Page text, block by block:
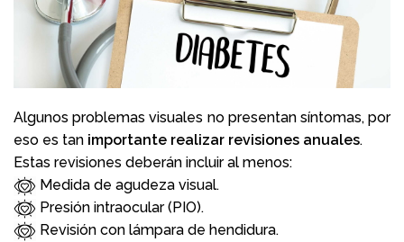
Algunos problemas visuales no presentan síntomas, por
eso es tan importante realizar revisiones anuales.
Estas revisiones deberán incluir al menos:
Medida de agudeza visual.
Presión intraocular (PIO).
Revisión con lámpara de hendidura.